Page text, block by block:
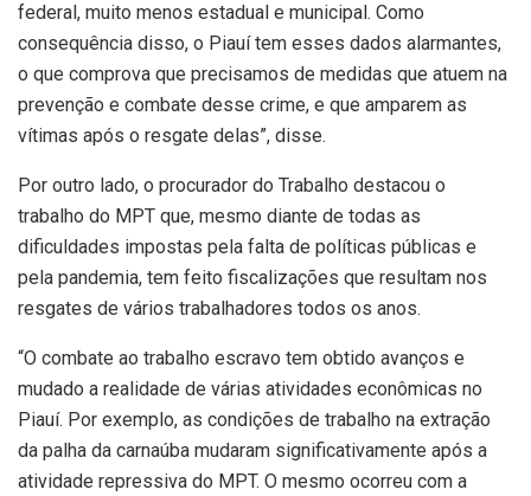
federal, muito menos estadual e municipal. Como
consequência disso, o Piauí tem esses dados alarmantes,
o que comprova que precisamos de medidas que atuem na
prevenção e combate desse crime, e que amparem as
vítimas após o resgate delas”, disse.
Por outro lado, o procurador do Trabalho destacou o
trabalho do MPT que, mesmo diante de todas as
dificuldades impostas pela falta de políticas públicas e
pela pandemia, tem feito fiscalizações que resultam nos
resgates de vários trabalhadores todos os anos.
“O combate ao trabalho escravo tem obtido avanços e
mudado a realidade de várias atividades econômicas no
Piauí. Por exemplo, as condições de trabalho na extração
da palha da carnaúba mudaram significativamente após a
atividade repressiva do MPT. O mesmo ocorreu com a